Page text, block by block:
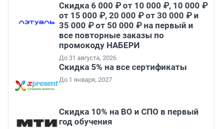
Скидка 6 000 ₽ от 10 000 ₽, 10 000 ₽
от 15 000 ₽, 20 000 ₽ от 30 000 ₽ и
35 000 ₽ от 50 000 ₽ на первый и
все повторные заказы по
промокоду НАБЕРИ
До 31 августа, 2026
Скидка 5% на все сертификаты
До 1 января, 2027
Скидка 10% на ВО и СПО в первый
год обучения